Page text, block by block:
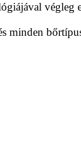
végleg
minden